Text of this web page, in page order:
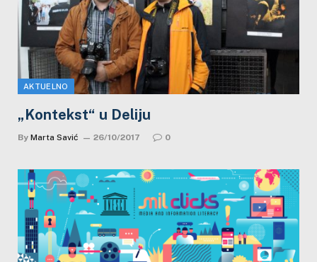
AKTUELNO
„Kontekst“ u Deliju
By Marta Savić 26/10/2017 0